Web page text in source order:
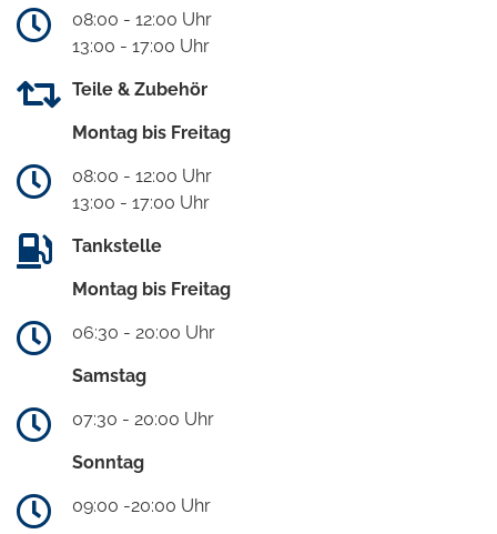
08:00 - 12:00 Uhr
13:00 - 17:00 Uhr
Teile & Zubehör
Montag bis Freitag
08:00 - 12:00 Uhr
13:00 - 17:00 Uhr
Tankstelle
Montag bis Freitag
06:30 - 20:00 Uhr
Samstag
07:30 - 20:00 Uhr
Sonntag
09:00 -20:00 Uhr